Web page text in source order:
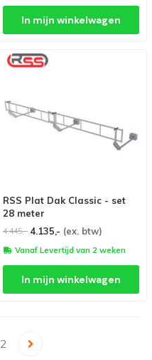
In mijn winkelwagen
RSS Plat Dak Classic - set
28 meter
4.445,- 4.135,- (ex. btw)
Vanaf Levertijd van 2 weken
In mijn winkelwagen
2